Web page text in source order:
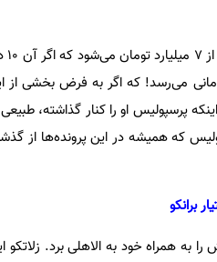
پرسپولیس او را کنار گذاشته،
که همیشه در این پرونده‌ها از
رفت 3 دستیارش را به همراه خود به الاهلی